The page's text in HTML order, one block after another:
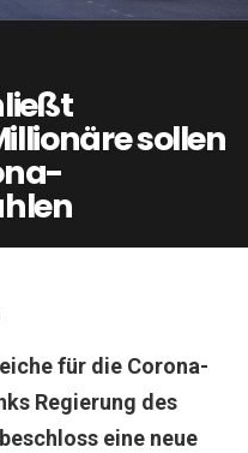
sollen
für die Corona-
Regierung des
eine neue